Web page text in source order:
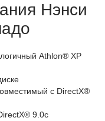
Нэнси
Athlon® XP
с DirectX®
9.0с